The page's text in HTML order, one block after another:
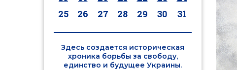
25
26 27 28 29 30 31
Здесь создается историческая
хроника борьбы за свободу,
единство и будущее Украины.